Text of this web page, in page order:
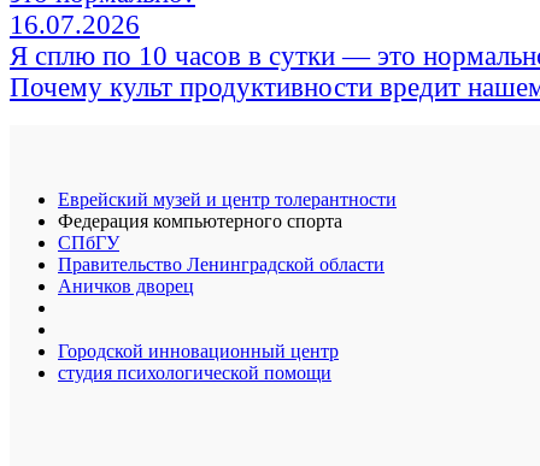
16.07.2026
Я сплю по 10 часов в сутки — это
Почему культ продуктивности вредит
Еврейский музей и центр толерантности
Федерация компьютерного спорта
СПбГУ
Правительство Ленинградской области
Аничков дворец
Городской инновационный центр
студия психологической помощи